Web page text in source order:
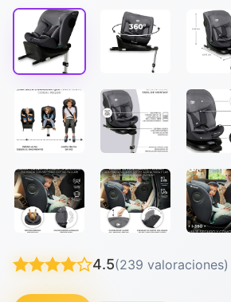
4.5(239 valoraciones)